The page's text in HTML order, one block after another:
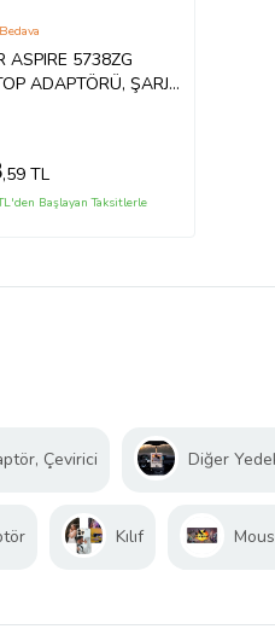
ASPIRE 5738ZG
ADAPTÖRÜ, ŞARJ
,59 TL
Başlayan Taksitlerle
Çevirici Diğer
Kılıf